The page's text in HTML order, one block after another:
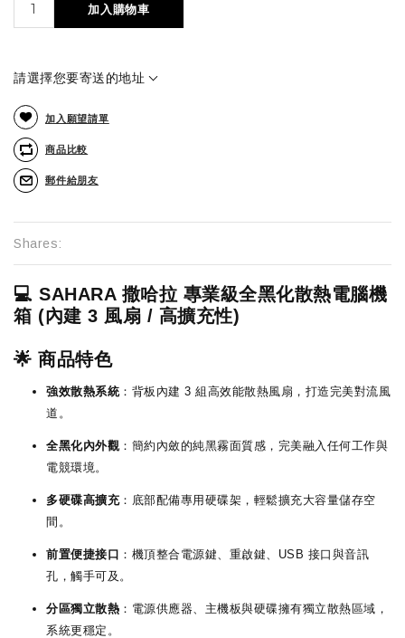
加入購物車
請選擇您要寄送的地址
加入願望請單
商品比較
郵件給朋友
Shares:
💻 SAHARA 撒哈拉 專業級全黑化散熱電腦機
箱 (內建 3 風扇 / 高擴充性)
🌟 商品特色
強效散熱系統：背板內建 3 組高效能散熱風扇，打造完美對流風
道。
全黑化內外觀 ：簡約內斂的純黑霧面質感，完美融入任何工作與
電競環境。
多硬碟高擴充：底部配備專用硬碟架，輕鬆擴充大容量儲存空
間。
前置便捷接口 ：機頂整合電源鍵、重啟鍵、USB 接口與音訊
孔，觸手可及。
分區獨立散熱 ：電源供應器、主機板與硬碟擁有獨立散熱區域，
系統更穩定。